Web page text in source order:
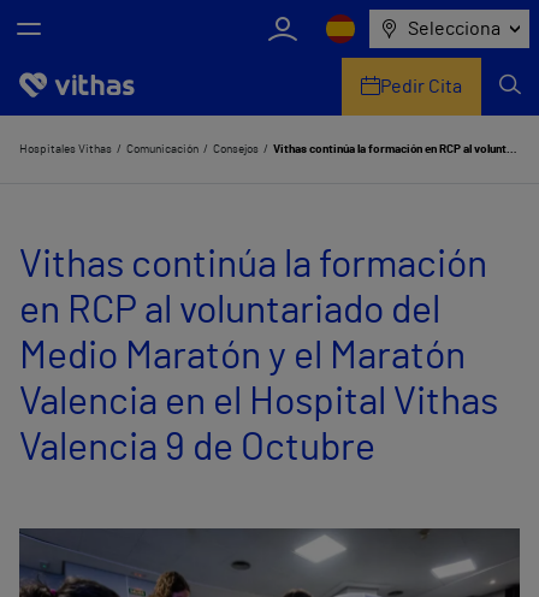
Selecciona
Nosotros
Servicios de salud
Equipo médico y asistencial
Comunicación
Pedir Cita
Hospitales Vithas Comunicación Consejos Vithas continúa la formación en RCP al voluntariado del Medio Maratón y el Maratón Valencia en el Hospital Vithas Valencia 9 de Octubre
Vithas continúa la formación
en RCP al voluntariado del
Medio Maratón y el Maratón
Valencia en el Hospital Vithas
Valencia 9 de Octubre